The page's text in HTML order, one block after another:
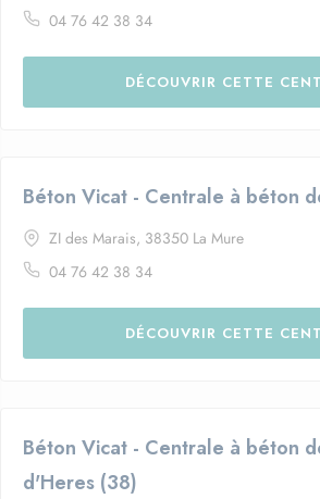
04 76 42 38 34
DÉCOUVRIR CETTE
Béton Vicat - Centrale à béton
ZI des Marais, 38350 La Mure
04 76 42 38 34
DÉCOUVRIR CETTE
Béton Vicat - Centrale à béton
d'Heres (38)